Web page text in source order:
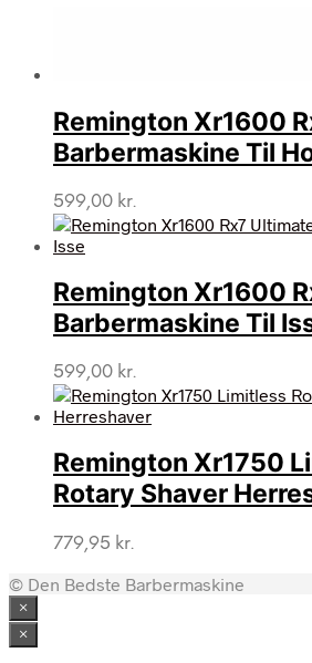
Remington Xr1600
Barbermaskine Til
599,00 kr.
Remington Xr1600
Barbermaskine Til
599,00 kr.
Remington Xr1750
Rotary Shaver
779,95 kr.
© Den Bedste Barbermaskine
×
×